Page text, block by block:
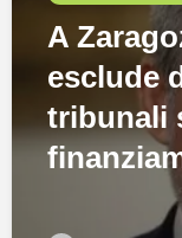
A
esclude
tribunali